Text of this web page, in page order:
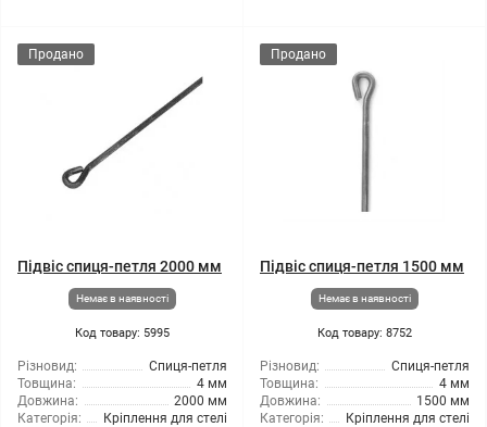
Продано
Підвіс спиця-петля 2000 мм
Немає в наявності
Код товару: 5995
Різновид:
Спиця-петля
Товщина:
4 мм
Довжина:
2000 мм
Категорія:
Кріплення для стелі
Продано
Підвіс спиця-петля 1500 мм
Немає в наявності
Код товару: 8752
Різновид:
Спиця-петля
Товщина:
4 мм
Довжина:
1500 мм
Категорія:
Кріплення для стелі